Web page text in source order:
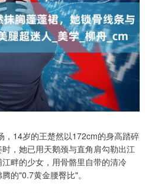
，14岁的王楚然以172cm的身高踏碎
，她已用天鹅颈与直角肩勾勒出江
畔的少女，用骨骼里自带的清冷
的"0.7黄金腰臀比"。